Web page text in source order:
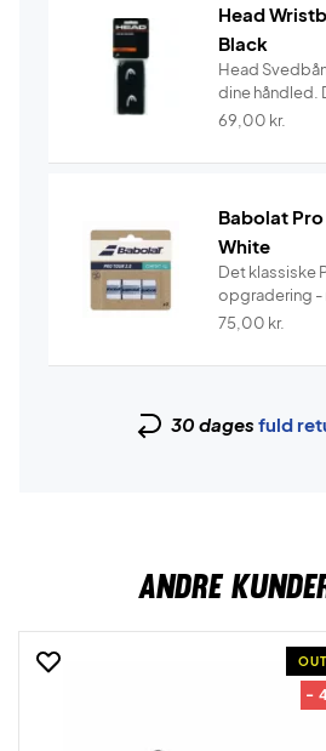
Head
Black
Head
dine håndled.
69,00 kr.
Babolat
White
Det klassiske
opgradering -
75,00 kr.
30 dages fuld
ANDRE
-